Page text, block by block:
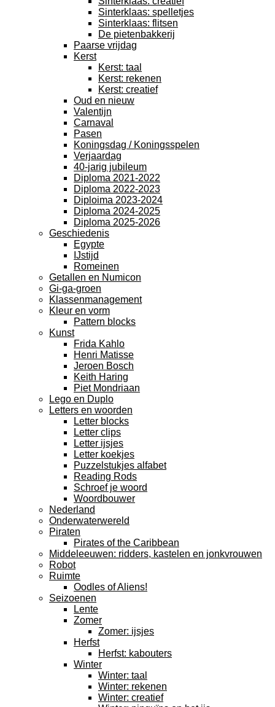
Sinterklaas: spelletjes
Sinterklaas: flitsen
De pietenbakkerij
Paarse vrijdag
Kerst
Kerst: taal
Kerst: rekenen
Kerst: creatief
Oud en nieuw
Valentijn
Carnaval
Pasen
Koningsdag / Koningsspelen
Verjaardag
40-jarig jubileum
Diploma 2021-2022
Diploma 2022-2023
Diploima 2023-2024
Diploma 2024-2025
Diploma 2025-2026
Geschiedenis
Egypte
IJstijd
Romeinen
Getallen en Numicon
Gi-ga-groen
Klassenmanagement
Kleur en vorm
Pattern blocks
Kunst
Frida Kahlo
Henri Matisse
Jeroen Bosch
Keith Haring
Piet Mondriaan
Lego en Duplo
Letters en woorden
Letter blocks
Letter clips
Letter ijsjes
Letter koekjes
Puzzelstukjes alfabet
Reading Rods
Schroef je woord
Woordbouwer
Nederland
Onderwaterwereld
Piraten
Pirates of the Caribbean
Middeleeuwen: ridders, kastelen en jonkvrouwen
Robot
Ruimte
Oodles of Aliens!
Seizoenen
Lente
Zomer
Zomer: ijsjes
Herfst
Herfst: kabouters
Winter
Winter: taal
Winter: rekenen
Winter: creatief